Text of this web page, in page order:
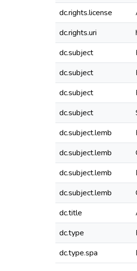
dc.rights.license
dc.rights.uri
dc.subject
dc.subject
dc.subject
dc.subject
dc.subject.lemb
dc.subject.lemb
dc.subject.lemb
dc.subject.lemb
dc.title
dc.type
dc.type.spa